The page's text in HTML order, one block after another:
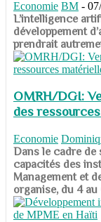
Economie BM -
​​​​​​​L’intelligence
développement
prendrait
OMRH/DGI:
des
Economie
Dans le cadre de
capacités des
Management et
organise, du 4